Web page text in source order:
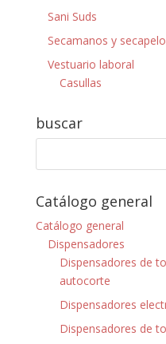
Sani Suds
Secamanos y
Vestuario laboral
Casullas
buscar
Catálogo general
Catálogo general
Dispensadores
Dispensadores de
autocorte
Dispensadores
Dispensadores de